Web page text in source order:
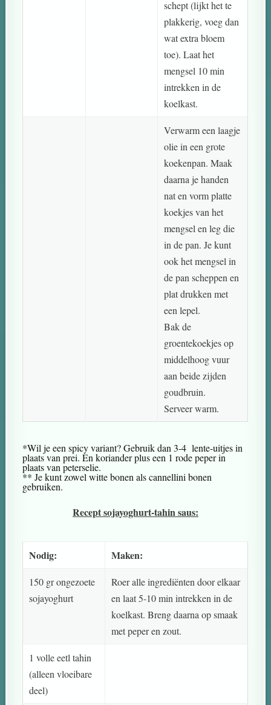
schept (lijkt het te
plakkerig, voeg dan
wat extra bloem
toe). Laat het
mengsel 10 min
intrekken in de
koelkast.
Verwarm een laagje
olie in een grote
koekenpan. Maak
daarna je handen
nat en vorm platte
koekjes van het
mengsel en leg die
in de pan. Je kunt
ook het mengsel in
de pan scheppen en
plat drukken met
een lepel.
Bak de
groentekoekjes op
middelhoog vuur
aan beide zijden
goudbruin.
Serveer warm.
*Wil je een spicy variant? Gebruik dan 3-4 lente-uitjes in
plaats van prei. En koriander plus een 1 rode peper in
plaats van peterselie.
** Je kunt zowel witte bonen als cannellini bonen
gebruiken.
Recept sojayoghurt-tahin saus:
Nodig: Maken:
150 gr ongezoete
sojayoghurt
Roer alle ingrediënten door elkaar
en laat 5-10 min intrekken in de
koelkast. Breng daarna op smaak
met peper en zout.
1 volle eetl tahin
(alleen vloeibare
deel)